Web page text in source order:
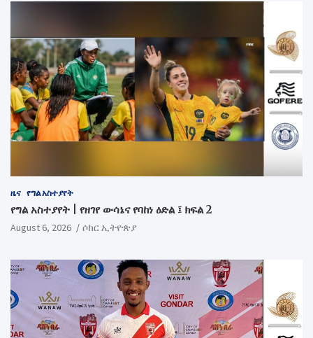
ዜና የግል አስተያየት
የግል አስተያየት | የዘገየ ውሳኔና የባከነ ዕድል ፤ ክፍል 2
August 6, 2026 ሶከር ኢትዮጵያ